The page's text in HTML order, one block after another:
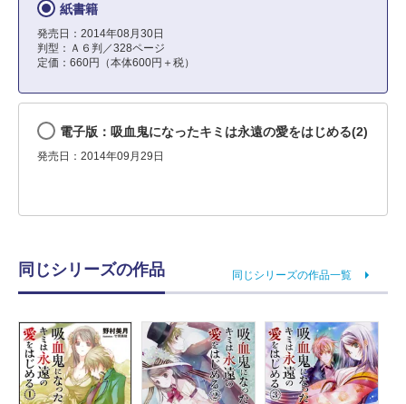
紙書籍
発売日：2014年08月30日
判型：Ａ６判／328ページ
定価：660円（本体600円＋税）
電子版：吸血鬼になったキミは永遠の愛をはじめる(2)
発売日：2014年09月29日
同じシリーズの作品 同じシリーズの作品一覧